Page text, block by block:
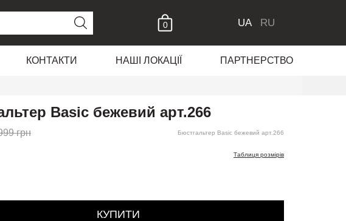
0 UA RU
КОНТАКТИ НАШІ ЛОКАЦІЇ ПАРТНЕРСТВО
Basic бежевий арт.266
грн Бюстгальтер Basic бежевий арт.266
Таблиця розмірів
КУПИТИ